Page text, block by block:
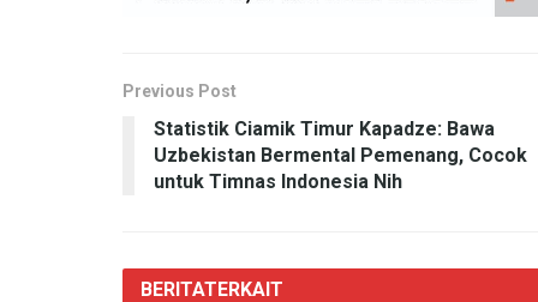
Previous Post
Statistik Ciamik Timur Kapadze: Bawa
Uzbekistan Bermental Pemenang, Cocok
untuk Timnas Indonesia Nih
BERITATERKAIT